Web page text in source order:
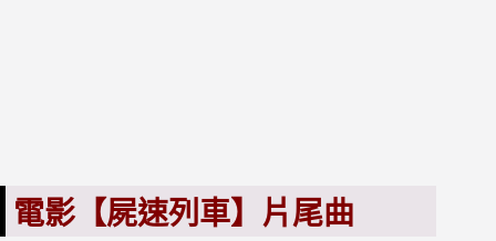
電影【屍速列車】片尾曲